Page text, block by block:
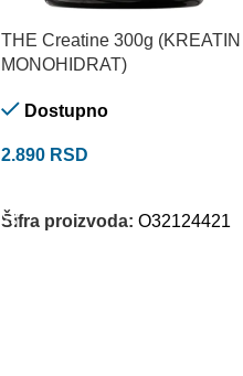
THE Creatine 300g (KREATIN
MONOHIDRAT)
Dostupno
2.890 RSD
Šifra proizvoda: O32124421